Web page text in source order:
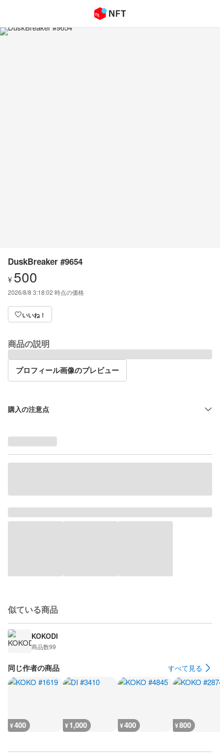
DuskBreaker #9654
¥ 500
2026/8/8 3:18:02 時点の価格
いいね！
商品の説明
プロフィール画像のプレビュー
購入の注意点
似ている商品
KOKODI
商品数99
同じ作者の商品 すべて見る
¥400 ¥1,000 ¥400 ¥800